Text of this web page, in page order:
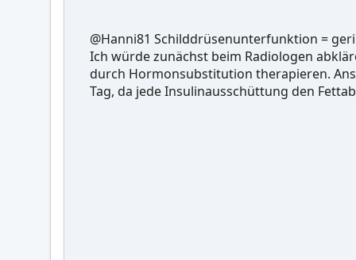
@Hanni81 Schilddrüsenunterfunktion =
Ich würde zunächst beim Radiologen
durch Hormonsubstitution therapieren.
Tag, da jede Insulinausschüttung den